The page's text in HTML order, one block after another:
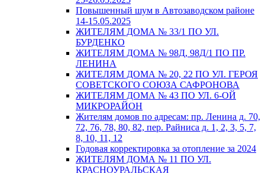
Повышенный шум в Автозаводском районе
14-15.05.2025
ЖИТЕЛЯМ ДОМА № 33/1 ПО УЛ.
БУРДЕНКО
ЖИТЕЛЯМ ДОМА № 98Д, 98Д/1 ПО ПР.
ЛЕНИНА
ЖИТЕЛЯМ ДОМА № 20, 22 ПО УЛ. ГЕРОЯ
СОВЕТСКОГО СОЮЗА САФРОНОВА
ЖИТЕЛЯМ ДОМА № 43 ПО УЛ. 6-ОЙ
МИКРОРАЙОН
Жителям домов по адресам: пр. Ленина д. 70,
72, 76, 78, 80, 82, пер. Райниса д. 1, 2, 3, 5, 7,
8, 10, 11, 12
Годовая корректировка за отопление за 2024
ЖИТЕЛЯМ ДОМА № 11 ПО УЛ.
КРАСНОУРАЛЬСКАЯ